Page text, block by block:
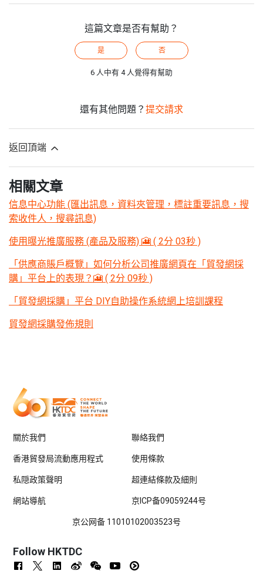
這篇文章是否有幫助？
是 否
6 人中有 4 人覺得有幫助
還有其他問題？ 提交請求
返回頂端
相關文章
信息中心功能 (匯出訊息，資料夾管理，標註重要訊息，搜
索收件人，搜尋訊息)
使用曝光推廣服務 (產品及服務) 🎦 ( 2分 03秒 )
「供應商賬戶概覽」如何分析公司推廣網頁在「貿發網採
購」平台上的表現？🎦 ( 2分 09秒 )
「貿發網採購」平台 DIY自助操作系統網上培訓課程
貿發網採購發佈規則
關於我們 聯絡我們
香港貿發局流動應用程式 使用條款
私隠政策聲明 超連結條款及細則
網站導航 京ICP备09059244号
京公网备 11010102003523号
Follow HKTDC